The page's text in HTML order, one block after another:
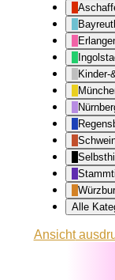
Kinder-
Alle
Ansicht